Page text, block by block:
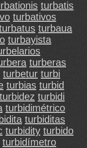
turbatis
turbativos
turbaua
turbayista
turberas
turbetur turbi
turbias turbid
turbidez turbidi
turbidimétrico
turbiditas
turbidity turbido
turbidímetro